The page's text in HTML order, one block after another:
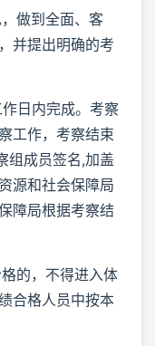
做到全面、客
并提出明确的考
日内完成。考察
工作，考察结束
组成员签名,加盖
源和社会保障局
障局根据考察结
的，不得进入体
合格人员中按本